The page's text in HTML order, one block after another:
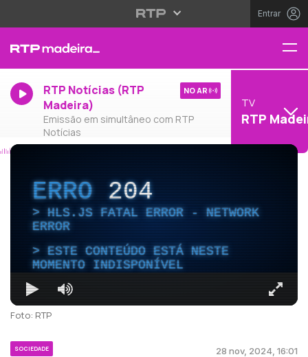
Entrar
RTP Notícias (RTP
Madeira)
Emissão em simultâneo com RTP
Notícias
NO AR
TV
RTP
ERRO204
HLS.JS FATAL ERROR - NETWORK
ERROR
ESTE CONTEÚDO ESTÁ NESTE
MOMENTO INDISPONÍVEL
Foto: RTP
SOCIEDADE 28 nov, 2024, 16:01